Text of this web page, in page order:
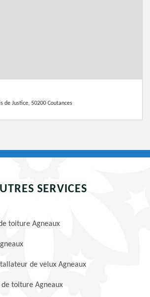
de Justice, 50200 Coutances
SERVICES
toiture Agneaux
de velux Agneaux
de toiture Agneaux